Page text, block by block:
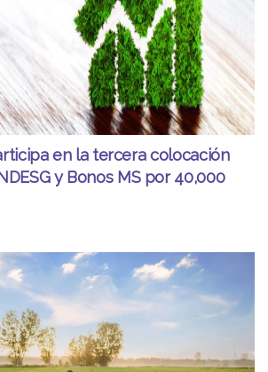
en la tercera colocación
y Bonos MS por 40,000